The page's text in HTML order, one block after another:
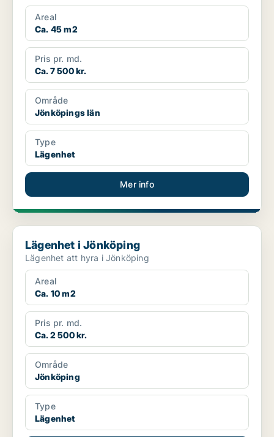
Areal
Ca. 45 m2
Pris pr. md.
Ca. 7 500 kr.
Område
Jönköpings län
Type
Lägenhet
Mer info
Lägenhet i Jönköping
Lägenhet i Jönköping
Lägenhet att hyra i Jönköping
Areal
Ca. 10 m2
Pris pr. md.
Ca. 2 500 kr.
Område
Jönköping
Type
Lägenhet